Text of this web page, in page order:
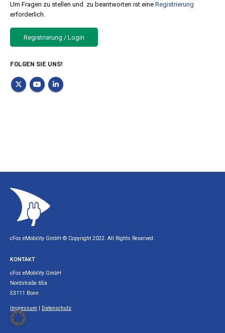
Um Fragen zu stellen und zu beantworten ist eine Registrierung
erforderlich.
Registrierung / Login
FOLGEN SIE UNS!
cFos eMobility GmbH © Copyright 2022. All Rights Reserved.
KONTAKT
cFos eMobility GmbH
Nordstraße 65a
53111 Bonn
Impressum Datenschutz